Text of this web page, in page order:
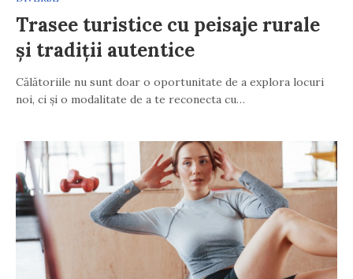
Trasee turistice cu peisaje rurale
și tradiții autentice
Călătoriile nu sunt doar o oportunitate de a explora locuri
noi, ci și o modalitate de a te reconecta cu…